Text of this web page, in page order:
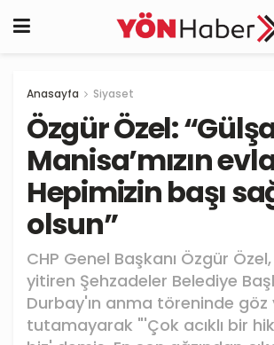
Anasayfa Siyaset
Özgür Özel:
Manisa’mızın
Hepimizin başı
olsun”
CHP Genel Başkanı Özgür Özel,
yitiren Şehzadeler Belediye
Durbay'ın anma töreninde göz
tutamayarak "'Çok acıklı bir